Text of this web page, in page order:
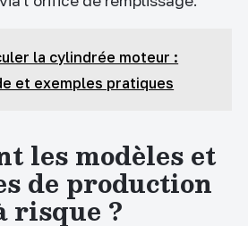
la cylindrée moteur :
et exemples pratiques
les modèles et
de production
risque ?